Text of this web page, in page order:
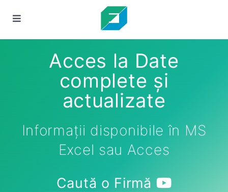
Acces la Date
complete și
actualizate
Informații disponibile în MS
Excel sau Acces
Caută o Firmă